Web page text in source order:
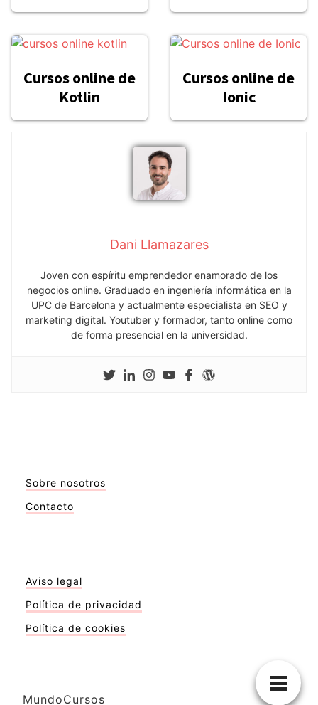
Cursos online de
Kotlin
Cursos online de
Ionic
Dani Llamazares
Joven con espíritu emprendedor enamorado de los
negocios online. Graduado en ingeniería informática en la
UPC de Barcelona y actualmente especialista en SEO y
marketing digital. Youtuber y formador, tanto online como
de forma presencial en la universidad.
Sobre nosotros
Contacto
Aviso legal
Política de privacidad
Política de cookies
MundoCursos